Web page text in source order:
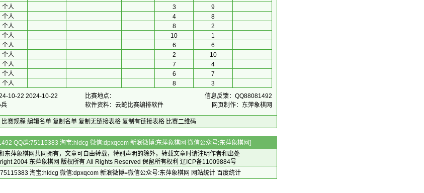
个人 3
9
个人 4
8
个人 8
2
个人 10
1
个人 6
6
个人 2
10
个人 7
4
个人 6
7
个人 8
3
10-22 2024-10-22 比赛地点：
信息反馈：QQ88081492
软件资料：云蛇比赛编排软件 网页制作：东萍象棋网
比赛规程 编辑名单 复制名单 复制无链接表格 复制有链接表格 比赛二维码
QQ群:75115383 淘宝:hldcg 微信:dpxqcom 新浪微博:东萍象棋网 微信公众号:东萍象棋网]
东萍象棋网共同拥有，文章可自由转载，特别声明的除外，转载文章时请注明作者和出处
2004 东萍象棋网 版权所有 All Rights Reserved 保留所有权利 辽ICP备11009884号
淘宝:hldcg 微信:dpxqcom 新浪微博=微信公众号:东萍象棋网 网站统计 百度统计